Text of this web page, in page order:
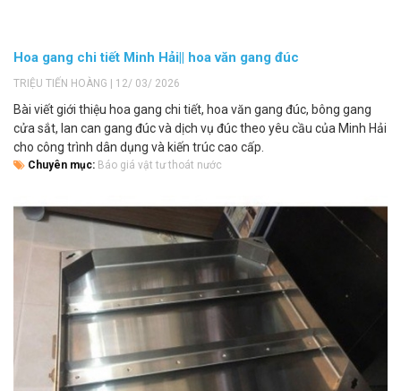
Hoa gang chi tiết Minh Hải|| hoa văn gang đúc
TRIỆU TIẾN HOÀNG | 12/ 03/ 2026
Bài viết giới thiệu hoa gang chi tiết, hoa văn gang đúc, bông gang
cửa sắt, lan can gang đúc và dịch vụ đúc theo yêu cầu của Minh Hải
cho công trình dân dụng và kiến trúc cao cấp.
Chuyên mục: Báo giá vật tư thoát nước